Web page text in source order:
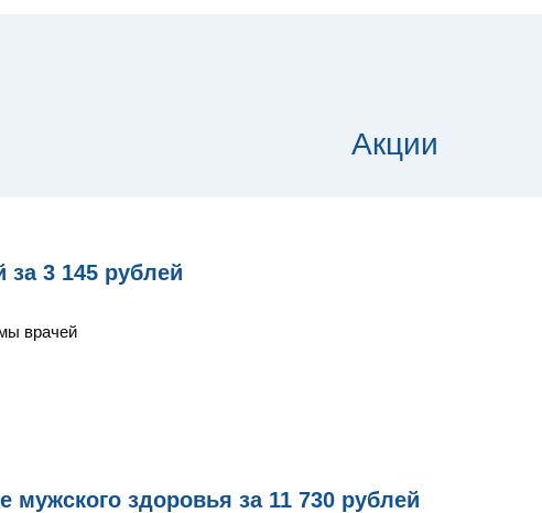
Акции
3 145 рублей
врачей
мужского здоровья за 11 730 рублей